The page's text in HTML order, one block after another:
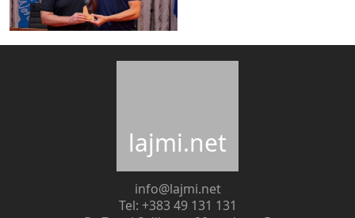
lajmi.net
info@lajmi.net
Tel: +383 49 131 131